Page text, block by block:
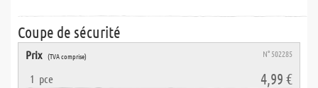
Coupe de sécurité
Prix (TVA comprise) N° 502285
1 pce 4,99 €